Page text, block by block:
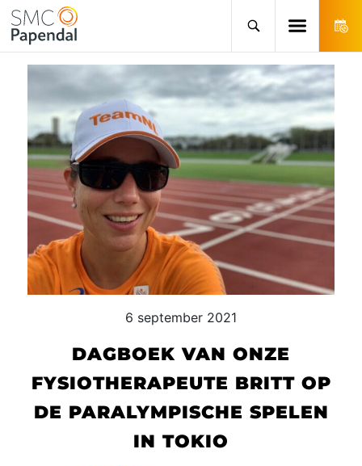
6 september 2021
DAGBOEK VAN ONZE
FYSIOTHERAPEUTE BRITT OP
DE PARALYMPISCHE SPELEN
IN TOKIO